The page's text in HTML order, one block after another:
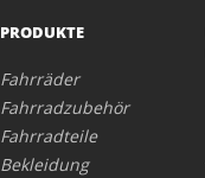
PRODUKTE
Fahrräder
Fahrradzubehör
Fahrradteile
Bekleidung